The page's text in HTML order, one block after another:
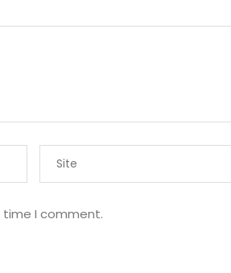
time I comment.